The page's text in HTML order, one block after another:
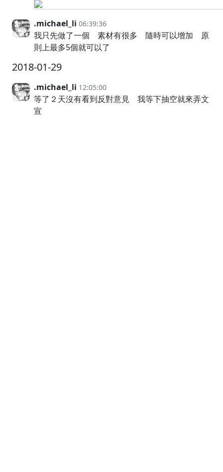
.michael_li 06:39:36
我只先做了一個 素材有很多 隨時可以增加 原
則上最多5個就可以了
2018-01-29
.michael_li 12:05:00
等了２天沒有看到反對意見 我等下抽空就來弄文
宣